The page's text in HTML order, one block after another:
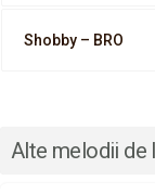
Shobby – BRO
Alte melodii de